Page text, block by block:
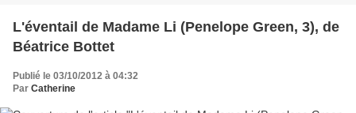
L'éventail de Madame Li (Penelope Green, 3), de
Béatrice Bottet
Publié le 03/10/2012 à 04:32
Par Catherine